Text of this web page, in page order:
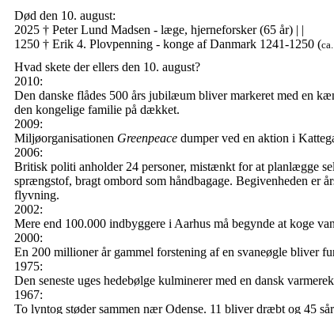
Død den 10. august:
2025 † Peter Lund Madsen - læge, hjerneforsker (65 år) | |
1250 † Erik 4. Plovpenning - konge af Danmark 1241-1250 (ca.
Hvad skete der ellers den 10. august?
2010:
Den danske flådes 500 års jubilæum bliver markeret med en
den kongelige fa­mi­lie på dækket.
2009:
Miljøorganisationen Greenpeace dumper ved en aktion i
2006:
Britisk politi anholder 24 personer, mistænkt for at planlægge
sprængstof, bragt ombord som håndbagage. Begivenheden er
flyvning.
2002:
Mere end 100.000 indbyggere i Aarhus må begynde at koge
2000:
En 200 millioner år gammel forstening af en svaneøgle bliver
1975:
Den seneste uges hedebølge kulminerer med en dansk
1967:
To lyntog støder sammen nær Odense. 11 bliver dræbt og 45